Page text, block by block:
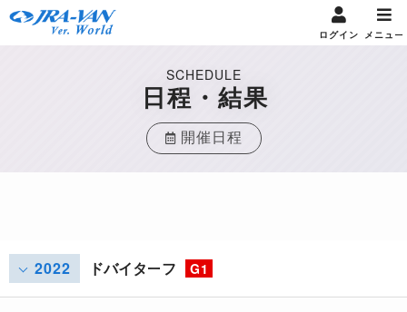
ログイン メニュー
SCHEDULE
日程・結果
開催日程
2022 ドバイターフ G1